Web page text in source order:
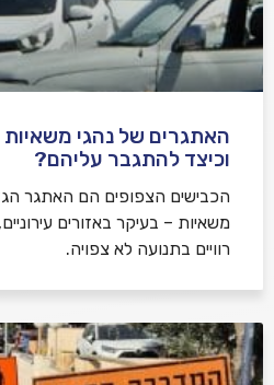
האתגרים של נהגי משאיות
וכיצד להתגבר עליהם?
הכבישים הצפופים הם האתגר
משאיות – בעיקר באזורים
רוויים בתנועה לא צפויה.